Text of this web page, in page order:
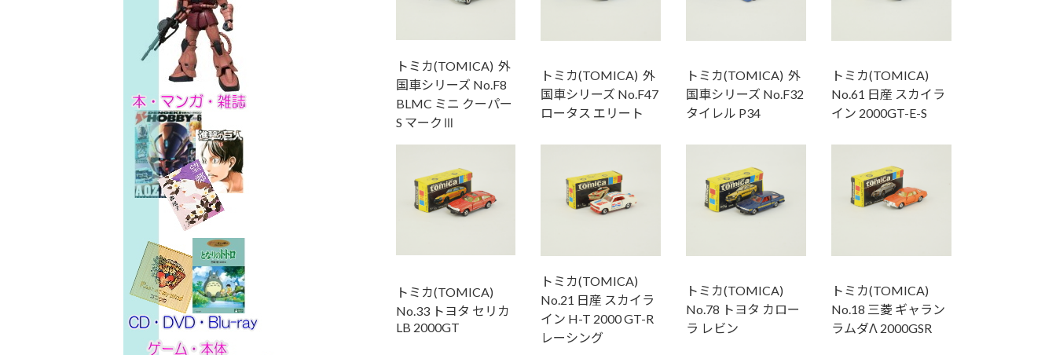
トミカ(TOMICA) 外
国車シリーズ No.F8
BLMC ミニ クーパー
S マークⅢ
トミカ(TOMICA) 外
国車シリーズ No.F47
ロータス エリート
トミカ(TOMICA) 外
国車シリーズ No.F32
タイレル P34
トミカ(TOMICA)
No.61 日産 スカイラ
イン 2000GT-E-S
トミカ(TOMICA)
No.33 トヨタ セリカ
LB 2000GT
トミカ(TOMICA)
No.21 日産 スカイラ
イン H-T 2000 GT-R
レーシング
トミカ(TOMICA)
No.78 トヨタ カロー
ラ レビン
トミカ(TOMICA)
No.18 三菱 ギャラン
ラムダΛ 2000GSR